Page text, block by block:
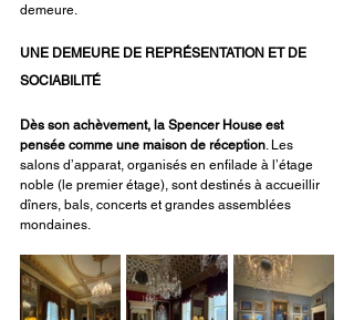
demeure.
UNE DEMEURE DE REPRÉSENTATION ET DE
SOCIABILITÉ
Dès son achèvement, la Spencer House est
pensée comme une maison de réception. Les
salons d’apparat, organisés en enfilade à l’étage
noble (le premier étage), sont destinés à accueillir
dîners, bals, concerts et grandes assemblées
mondaines.